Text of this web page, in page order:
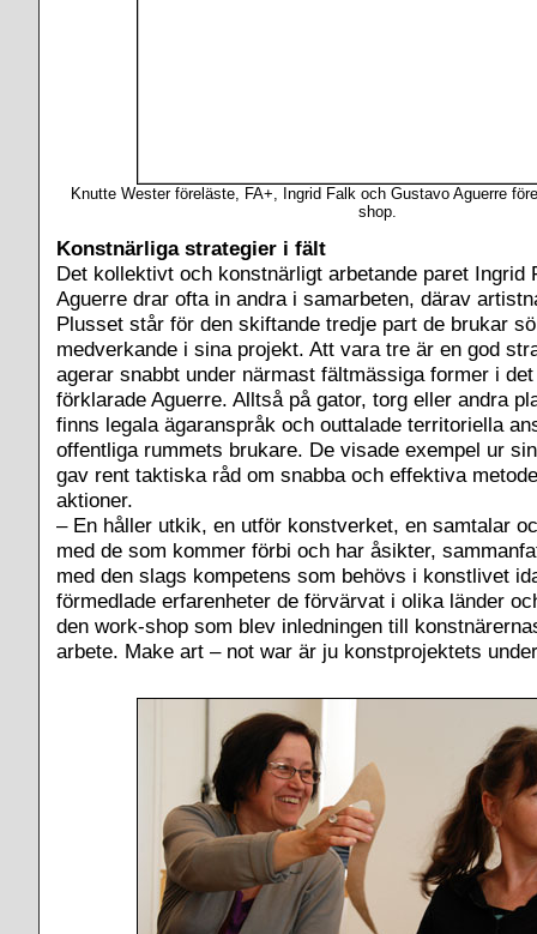
Knutte Wester föreläste, FA+, Ingrid Falk och Gustavo Aguerre
shop.
Konstnärliga strategier i fält
Det kollektivt och konstnärligt arbetande paret Ingrid
Aguerre drar ofta in andra i samarbeten, därav
Plusset står för den skiftande tredje part de brukar
medverkande i sina projekt. Att vara tre är en god
agerar snabbt under närmast fältmässiga former i
förklarade Aguerre. Alltså på gator, torg eller andra
finns legala ägaranspråk och outtalade territoriella
offentliga rummets brukare. De visade exempel ur
gav rent taktiska råd om snabba och effektiva
aktioner.
– En håller utkik, en utför konstverket, en samtalar
med de som kommer förbi och har åsikter,
med den slags kompetens som behövs i konstlivet
förmedlade erfarenheter de förvärvat i olika länder
den work-shop som blev inledningen till
arbete. Make art – not war är ju konstprojektets